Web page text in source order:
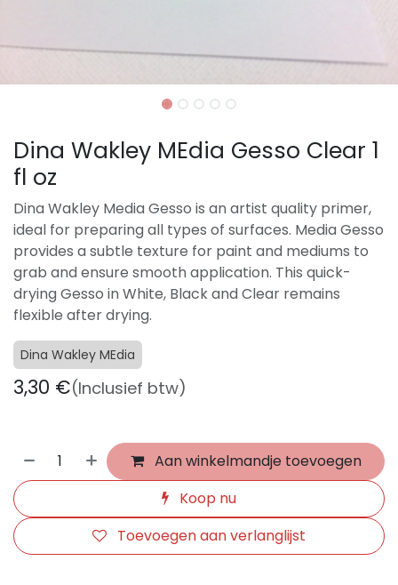
Dina Wakley MEdia Gesso Clear 1
fl oz
Dina Wakley Media Gesso is an artist quality primer,
ideal for preparing all types of surfaces. Media Gesso
provides a subtle texture for paint and mediums to
grab and ensure smooth application. This quick-
drying Gesso in White, Black and Clear remains
flexible after drying.
Dina Wakley MEdia
3,30 €(Inclusief btw)
Aan winkelmandje toevoegen
Koop nu
Toevoegen aan verlanglijst